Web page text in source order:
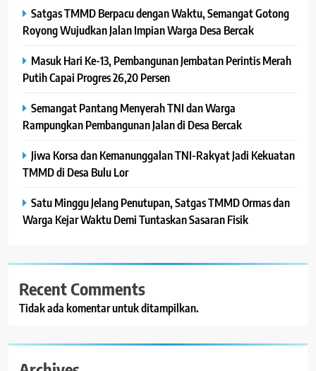
Satgas TMMD Berpacu dengan Waktu, Semangat Gotong
Royong Wujudkan Jalan Impian Warga Desa Bercak
Masuk Hari Ke-13, Pembangunan Jembatan Perintis Merah
Putih Capai Progres 26,20 Persen
Semangat Pantang Menyerah TNI dan Warga
Rampungkan Pembangunan Jalan di Desa Bercak
Jiwa Korsa dan Kemanunggalan TNI-Rakyat Jadi Kekuatan
TMMD di Desa Bulu Lor
Satu Minggu Jelang Penutupan, Satgas TMMD Ormas dan
Warga Kejar Waktu Demi Tuntaskan Sasaran Fisik
Recent Comments
Tidak ada komentar untuk ditampilkan.